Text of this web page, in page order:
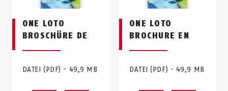
ONE LOTO
BROSCHÜRE DE
DATEI (PDF) - 49,9 MB
ONE LOTO
BROCHURE EN
DATEI (PDF) - 49,9 MB